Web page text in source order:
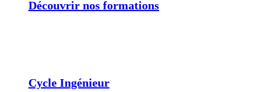
Découvrir nos formations
Cycle Ingénieur